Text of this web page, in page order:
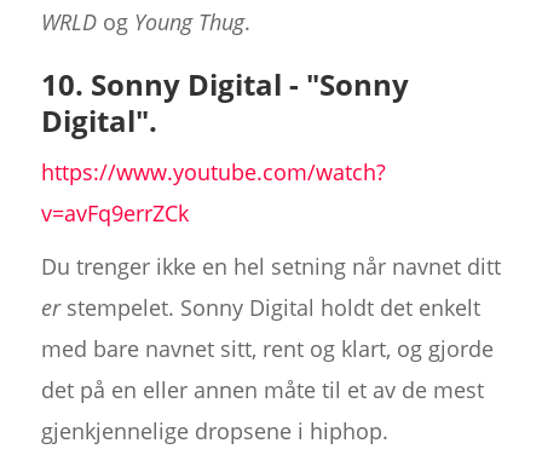
WRLDog Young Thug.
10. Sonny Digital - "Sonny
Digital".
https://www.youtube.com/watch?
v=avFq9errZCk
Du trenger ikke en hel setning når navnet ditt
erstempelet. Sonny Digital holdt det enkelt
med bare navnet sitt, rent og klart, og gjorde
det på en eller annen måte til et av de mest
gjenkjennelige dropsene i hiphop.